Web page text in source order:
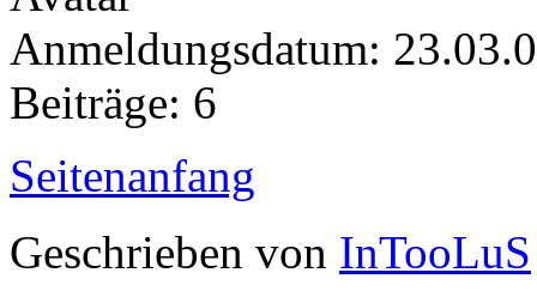
Anmeldungsdatum:
Beiträge: 6
Seitenanfang
Geschrieben von InTooLuS